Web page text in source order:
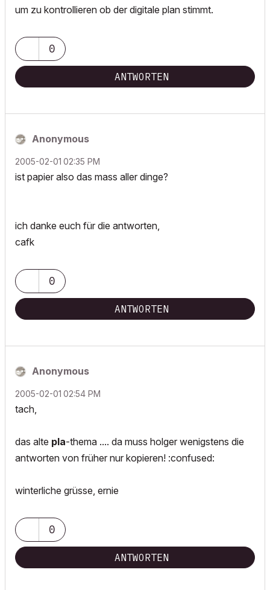
um zu kontrollieren ob der digitale plan stimmt.
0
ANTWORTEN
Anonymous
‎2005-02-01 02:35 PM
ist papier also das mass aller dinge?
ich danke euch für die antworten,
cafk
0
ANTWORTEN
Anonymous
‎2005-02-01 02:54 PM
tach,
das alte pla-thema .... da muss holger wenigstens die
antworten von früher nur kopieren! :confused:
winterliche grüsse, ernie
0
ANTWORTEN